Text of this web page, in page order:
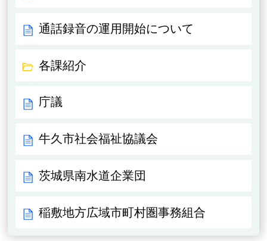
通話録音の運用開始について
各課紹介
庁議
牛久市社会福祉協議会
茨城県南水道企業団
稲敷地方広域市町村圏事務組合